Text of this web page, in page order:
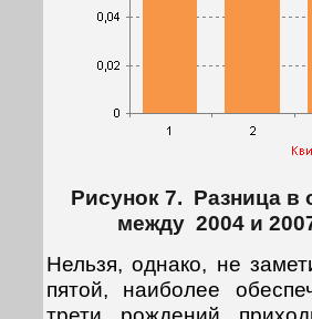
Рисунок 7. Разница
между 2004 и
Нельзя, однако, не
пятой, наиболее